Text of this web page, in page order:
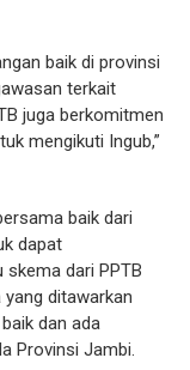
baik di provinsi
terkait
juga berkomitmen
mengikuti Ingub,”
baik dari
dapat
dari PPTB
ditawarkan
dan ada
Provinsi Jambi.